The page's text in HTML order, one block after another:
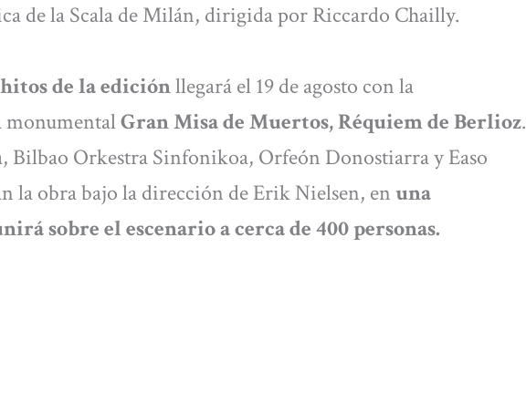
de la Scala de Milán, dirigida por Riccardo Chailly.
hitos de la ediciónllegará el 19 de agosto con la
monumentalGran Misa de Muertos, Réquiem de Berlioz.
Bilbao Orkestra Sinfonikoa, Orfeón Donostiarra y Easo
la obra bajo la dirección de Erik Nielsen, en una
sobre el escenario a cerca de 400 personas.